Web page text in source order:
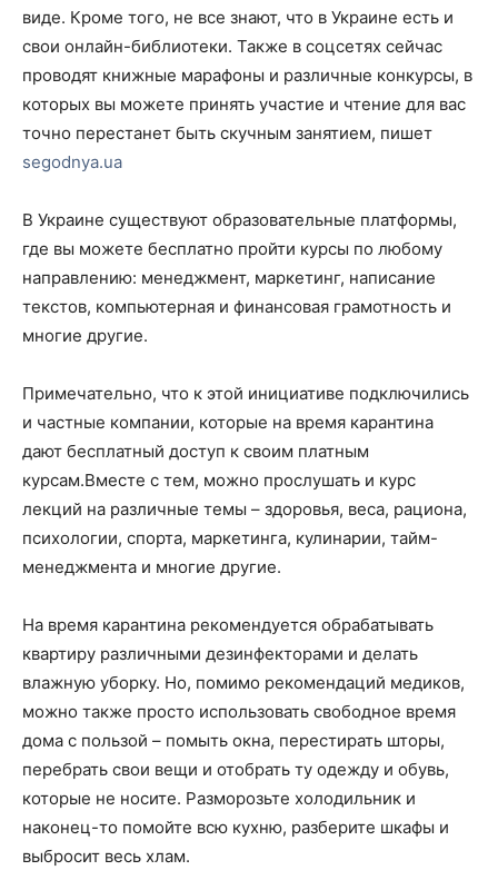
виде. Кроме того, не все знают, что в Украине есть и
свои онлайн-библиотеки. Также в соцсетях сейчас
проводят книжные марафоны и различные конкурсы, в
которых вы можете принять участие и чтение для вас
точно перестанет быть скучным занятием, пишет
segodnya.ua
В Украине существуют образовательные платформы,
где вы можете бесплатно пройти курсы по любому
направлению: менеджмент, маркетинг, написание
текстов, компьютерная и финансовая грамотность и
многие другие.
Примечательно, что к этой инициативе подключились
и частные компании, которые на время карантина
дают бесплатный доступ к своим платным
курсам.Вместе с тем, можно прослушать и курс
лекций на различные темы – здоровья, веса, рациона,
психологии, спорта, маркетинга, кулинарии, тайм-
менеджмента и многие другие.
На время карантина рекомендуется обрабатывать
квартиру различными дезинфекторами и делать
влажную уборку. Но, помимо рекомендаций медиков,
можно также просто использовать свободное время
дома с пользой – помыть окна, перестирать шторы,
перебрать свои вещи и отобрать ту одежду и обувь,
которые не носите. Разморозьте холодильник и
наконец-то помойте всю кухню, разберите шкафы и
выбросит весь хлам.